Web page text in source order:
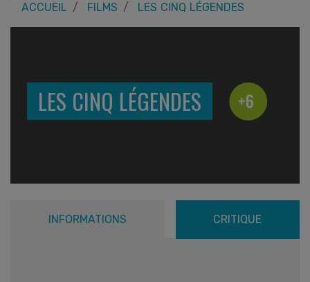
ACCUEIL FILMS LES CINQ LÉGENDES
LES CINQ LÉGENDES
INFORMATIONS CRITIQUE